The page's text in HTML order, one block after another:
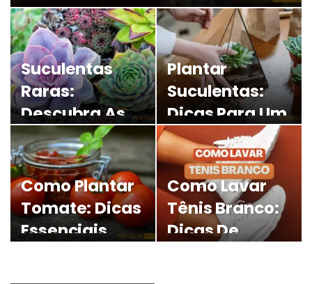
JORGE 19 FEV, 2024 0
Suculentas
Raras:
Descubra As
Espécies Mais
Exóticas
Plantar
Suculentas:
Dicas Para Um
Cultivo
Saudável Em
Casa
Como Plantar
Tomate: Dicas
Essenciais
Como Lavar
Tênis Branco:
Dicas De